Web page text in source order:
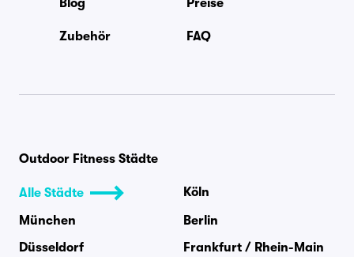
Blog Preise
Zubehör FAQ
Outdoor Fitness Städte
Alle Städte
Köln
München
Berlin
Düsseldorf
Frankfurt / Rhein-Main